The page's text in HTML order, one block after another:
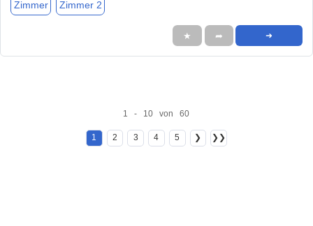
Zimmer Zimmer 2
★ ➦ ➜
1 - 10 von 60
1 2 3 4 5 ❯ ❯❯